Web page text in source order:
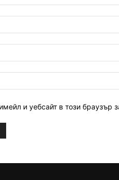
и уебсайт в този браузър